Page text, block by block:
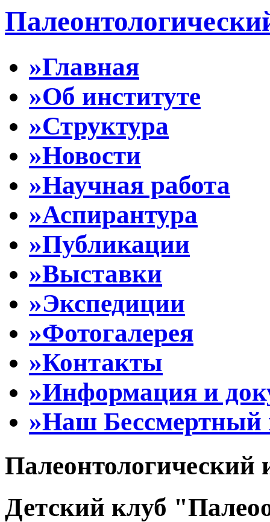
»Главная
»Об институте
»Структура
»Новости
»Научная работа
»Аспирантура
»Публикации
»Выставки
»Экспедиции
»Фотогалерея
»Контакты
»Информация и
»Наш Бессмертный
Палеонтологический
Детский клуб